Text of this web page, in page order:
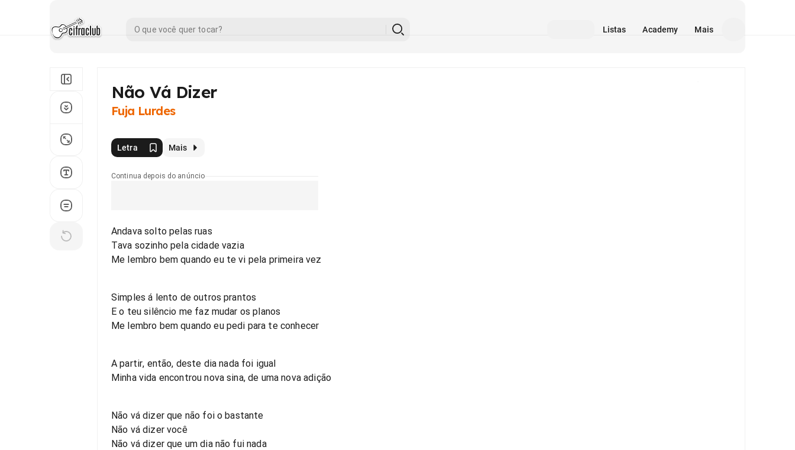
Listas Academy Mais
Não Vá Dizer
Fuja Lurdes
Letra Mais
Continua depois do anúncio
Andava solto pelas ruas
Tava sozinho pela cidade vazia
Me lembro bem quando eu te vi pela primeira vez
Simples á lento de outros prantos
E o teu silêncio me faz mudar os planos
Me lembro bem quando eu pedi para te conhecer
A partir, então, deste dia nada foi igual
Minha vida encontrou nova sina, de uma nova adição
Não vá dizer que não foi o bastante
Não vá dizer você
Não vá dizer que um dia não fui nada